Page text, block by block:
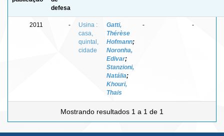
defesa
2011 -
Usina :
casa,
quintal,
cidade
Gatti,
Thérèse
Hofmann;
Noronha,
Edivar;
Stanzioni,
Natália;
Khouri,
Thais
- -
Mostrando resultados 1 a 1 de 1